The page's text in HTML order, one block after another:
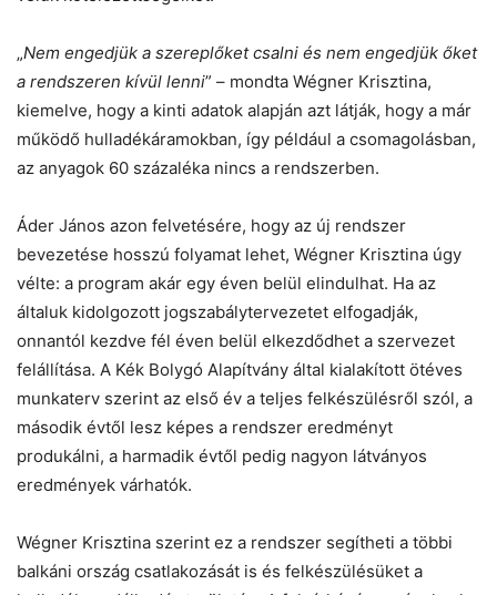
„Nem engedjük a szereplőket csalni és nem engedjük őket
a rendszeren kívül lenni” – mondta Wégner Krisztina,
kiemelve, hogy a kinti adatok alapján azt látják, hogy a már
működő hulladékáramokban, így például a csomagolásban,
az anyagok 60 százaléka nincs a rendszerben.
Áder János azon felvetésére, hogy az új rendszer
bevezetése hosszú folyamat lehet, Wégner Krisztina úgy
vélte: a program akár egy éven belül elindulhat. Ha az
általuk kidolgozott jogszabálytervezetet elfogadják,
onnantól kezdve fél éven belül elkezdődhet a szervezet
felállítása. A Kék Bolygó Alapítvány által kialakított ötéves
munkaterv szerint az első év a teljes felkészülésről szól, a
második évtől lesz képes a rendszer eredményt
produkálni, a harmadik évtől pedig nagyon látványos
eredmények várhatók.
Wégner Krisztina szerint ez a rendszer segítheti a többi
balkáni ország csatlakozását is és felkészülésüket a